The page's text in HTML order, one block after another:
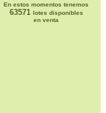
En estos momentos tenemos
63571 lotes disponibles
en venta